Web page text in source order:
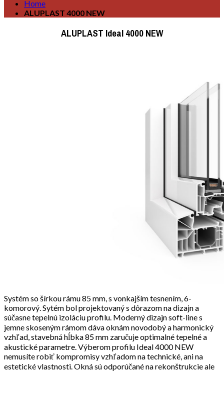
Home
ALUPLAST 4000 NEW
ALUPLAST Ideal 4000 NEW
Systém so šírkou rámu 85 mm, s vonkajším tesnením, 6-
komorový. Sytém bol projektovaný s dôrazom na dizajn a
súčasne tepelnú izoláciu profilu. Moderný dizajn soft-line s
jemne skoseným rámom dáva oknám novodobý a harmonický
vzhľad, stavebná hĺbka 85 mm zaručuje optimalné tepelné a
akustické parametre. Výberom profilu Ideal 4000 NEW
nemusíte robiť kompromisy vzhľadom na technické, ani na
estetické vlastnosti. Okná sú odporúčané na rekonštrukcie ale